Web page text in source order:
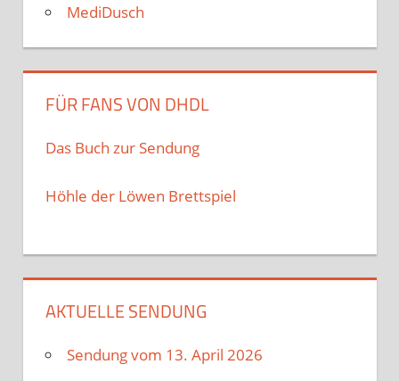
MediDusch
FÜR FANS VON DHDL
Das Buch zur Sendung
Höhle der Löwen Brettspiel
AKTUELLE SENDUNG
Sendung vom 13. April 2026